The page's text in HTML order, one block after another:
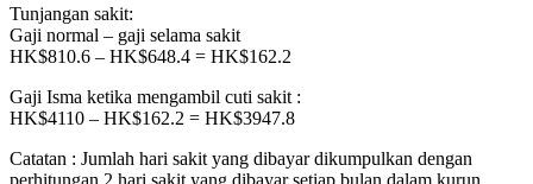
Tunjangan sakit:
Gaji normal – gaji selama sakit
HK$810.6 – HK$648.4 = HK$162.2
Gaji Isma ketika mengambil cuti sakit :
HK$4110 – HK$162.2 = HK$3947.8
Catatan : Jumlah hari sakit yang dibayar dikumpulkan dengan
perhitungan 2 hari sakit yang dibayar setiap bulan dalam kurun